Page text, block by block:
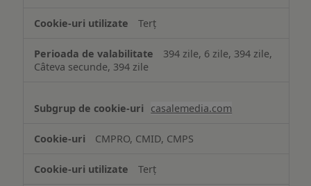
Terț
394 zile, 6 zile, 394 zile,
Câteva secunde, 394 zile
casalemedia.com
CMPRO, CMID, CMPS
Terț